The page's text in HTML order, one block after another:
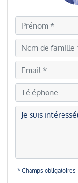
* Champs obligatoires